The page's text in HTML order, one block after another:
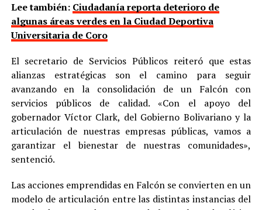
Lee también: Ciudadanía reporta deterioro de
algunas áreas verdes en la Ciudad Deportiva
Universitaria de Coro
El secretario de Servicios Públicos reiteró que estas
alianzas estratégicas son el camino para seguir
avanzando en la consolidación de un Falcón con
servicios públicos de calidad. «Con el apoyo del
gobernador Víctor Clark, del Gobierno Bolivariano y la
articulación de nuestras empresas públicas, vamos a
garantizar el bienestar de nuestras comunidades»,
sentenció.
Las acciones emprendidas en Falcón se convierten en un
modelo de articulación entre las distintas instancias del